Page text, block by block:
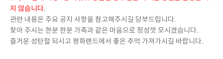
지 않습니다.
관련 내용은 주요 공지 사항을 참고해주시길 당부드립니다.
찾아 주시는 한분 한분 가족과 같은 마음으로 정성껏 모시겠습니다.
즐거운 성탄절 되시고 평화랜드에서 좋은 추억 가져가시길 바랍니다.